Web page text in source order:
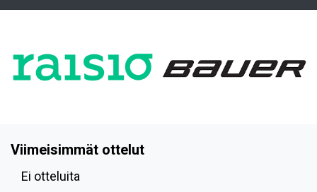
Viimeisimmät ottelut
Ei otteluita